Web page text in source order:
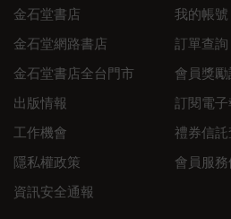
金石堂書店
金石堂網路書店
金石堂書店全台門市
出版情報
工作機會
隱私權政策
資訊安全通報
我的帳號
訂單查詢
會員獎勵
訂閱電子
禮券信託
會員服務